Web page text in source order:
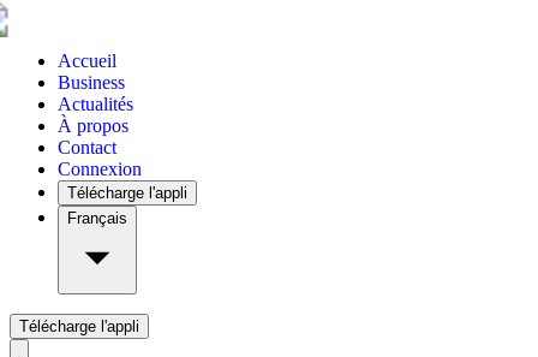
Accueil
Business
Actualités
À propos
Contact
Connexion
Télécharge l'appli
Français
Télécharge l'appli